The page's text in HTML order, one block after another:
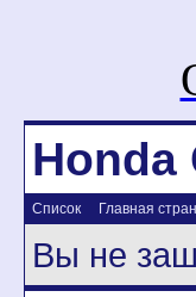
Honda
Список Главная
Вы не